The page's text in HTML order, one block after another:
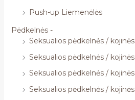
Push-up Liemenėlės
Pėdkelnės -
Seksualios pėdkelnės / kojinės
Seksualios pėdkelnės / kojinės
Seksualios pėdkelnės / kojinės
Seksualios pėdkelnės / kojinės